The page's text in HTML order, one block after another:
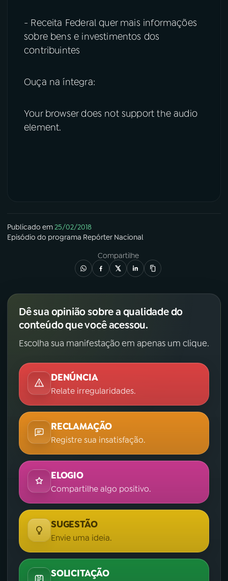
- Receita Federal quer mais informações
sobre bens e investimentos dos
contribuintes
Ouça na íntegra:
Your browser does not support the audio
element.
Publicado em25/02/2018
Episódio do programa Repórter Nacional
Compartilhe
Dê sua opinião sobre a qualidade do
conteúdo que você acessou.
Escolha sua manifestação em apenas um clique.
DENÚNCIA
Relate irregularidades.
RECLAMAÇÃO
Registre sua insatisfação.
ELOGIO
Compartilhe algo positivo.
SUGESTÃO
Envie uma ideia.
SOLICITAÇÃO